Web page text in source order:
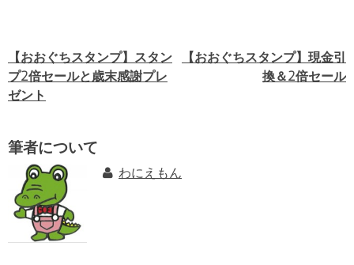
投
稿
ビ
ゲ
ー
【おおぐちスタンプ】スタン
プ2倍セールと歳末感謝プレ
ゼント
【おおぐちスタンプ】現金引
換＆2倍セール
筆者について
わにえもん